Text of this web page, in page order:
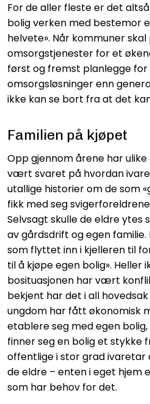
For de aller fleste er det
bolig verken med bestemor
helvete». Når kommuner
omsorgstjenester for et
først og fremst planlegge
omsorgsløsninger enn
ikke kan se bort fra at det
Familien på kjøpet
Opp gjennom årene har
vært svaret på hvordan
utallige historier om de som
fikk med seg
Selvsagt skulle de eldre ytes
av gårdsdrift og egen
som flyttet inn i kjelleren til
til å kjøpe egen bolig». Heller
bosituasjonen har vært
bekjent har det i all
ungdom har fått økonomisk
etablere seg med egen
finner seg en bolig et stykke
offentlige i stor grad
de eldre – enten i eget hjem
som har behov for det.